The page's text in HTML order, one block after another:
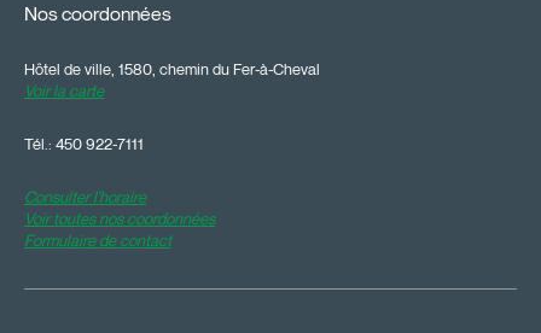
Nos coordonnées
Hôtel de ville, 1580, chemin du Fer-à-Cheval
Voir la carte
Tél.: 450 922-7111
Consulter l'horaire
Voir toutes nos coordonnées
Formulaire de contact